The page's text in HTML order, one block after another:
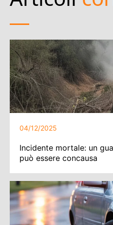
04/12/2025
Incidente mortale: un
può essere concausa